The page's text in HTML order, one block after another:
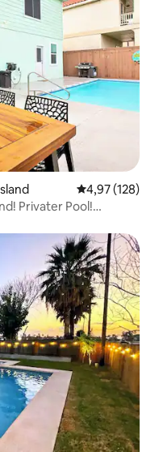
4,97 (128)
Privater Pool!